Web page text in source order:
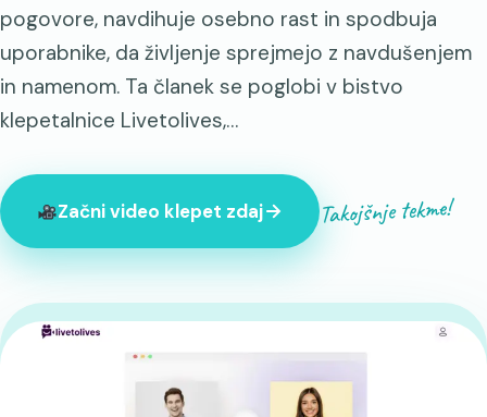
pogovore, navdihuje osebno rast in spodbuja
uporabnike, da življenje sprejmejo z navdušenjem
in namenom. Ta članek se poglobi v bistvo
klepetalnice Livetolives,…
Začni video klepet zdaj Takojšnje tekme!